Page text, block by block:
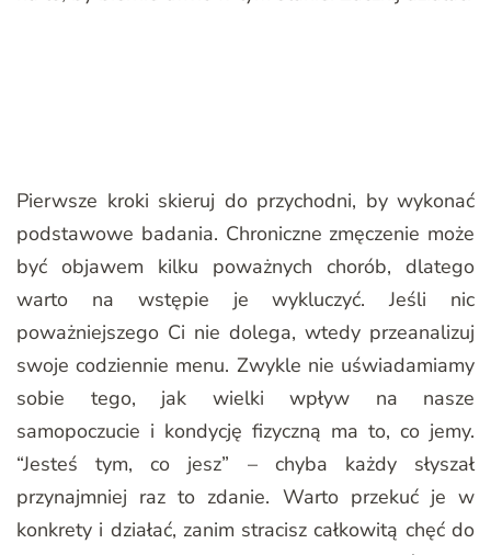
Pierwsze kroki skieruj do przychodni, by wykonać
podstawowe badania. Chroniczne zmęczenie może
być objawem kilku poważnych chorób, dlatego
warto na wstępie je wykluczyć. Jeśli nic
poważniejszego Ci nie dolega, wtedy przeanalizuj
swoje codziennie menu. Zwykle nie uświadamiamy
sobie tego, jak wielki wpływ na nasze
samopoczucie i kondycję fizyczną ma to, co jemy.
“Jesteś tym, co jesz” – chyba każdy słyszał
przynajmniej raz to zdanie. Warto przekuć je w
konkrety i działać, zanim stracisz całkowitą chęć do